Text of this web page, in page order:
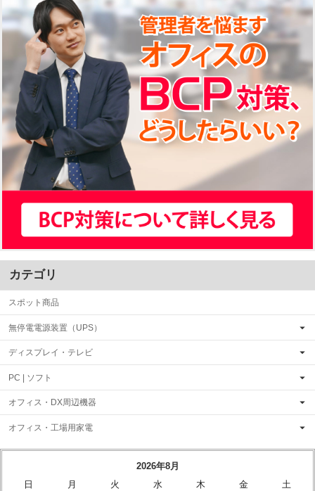
カテゴリ
スポット商品
無停電電源装置（UPS）
ディスプレイ・テレビ
PC | ソフト
オフィス・DX周辺機器
オフィス・工場用家電
2026年8月
日
月 火 水 木 金
土